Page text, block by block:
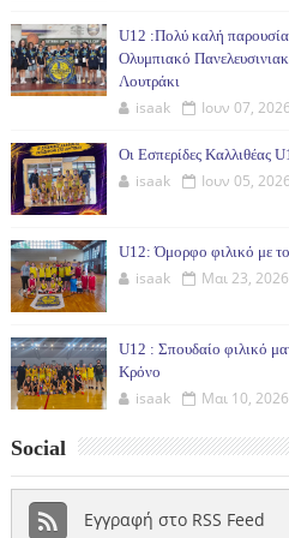
U12 :Πολύ καλή
Ολυμπιακό
Λουτράκι
isaak Ιουν 07, 2026
Οι Εσπερίδες Καλλιθέας
isaak Ιουν 05, 2026
U12: Όμορφο φιλικό με
isaak Μαι 23, 2026
U12 : Σπουδαίο φιλικό
Κρόνο
isaak Μαι 10, 2026
Social
Εγγραφή στο RSS Feed